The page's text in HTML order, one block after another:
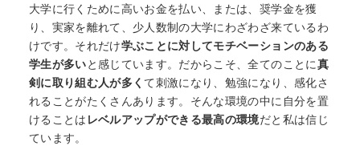
大学に行くために高いお金を払い、または、奨学金を獲
り、実家を離れて、少人数制の大学にわざわざ来ているわ
けです。それだけ学ぶことに対してモチベーションのある
学生が多いと感じています。だからこそ、全てのことに真
剣に取り組む人が多く て刺激になり、勉強になり、感化さ
れることがたくさんあります。そんな環境の中に自分を置
けることは レベルアップができる最高の環境だと私は信じ
ています。